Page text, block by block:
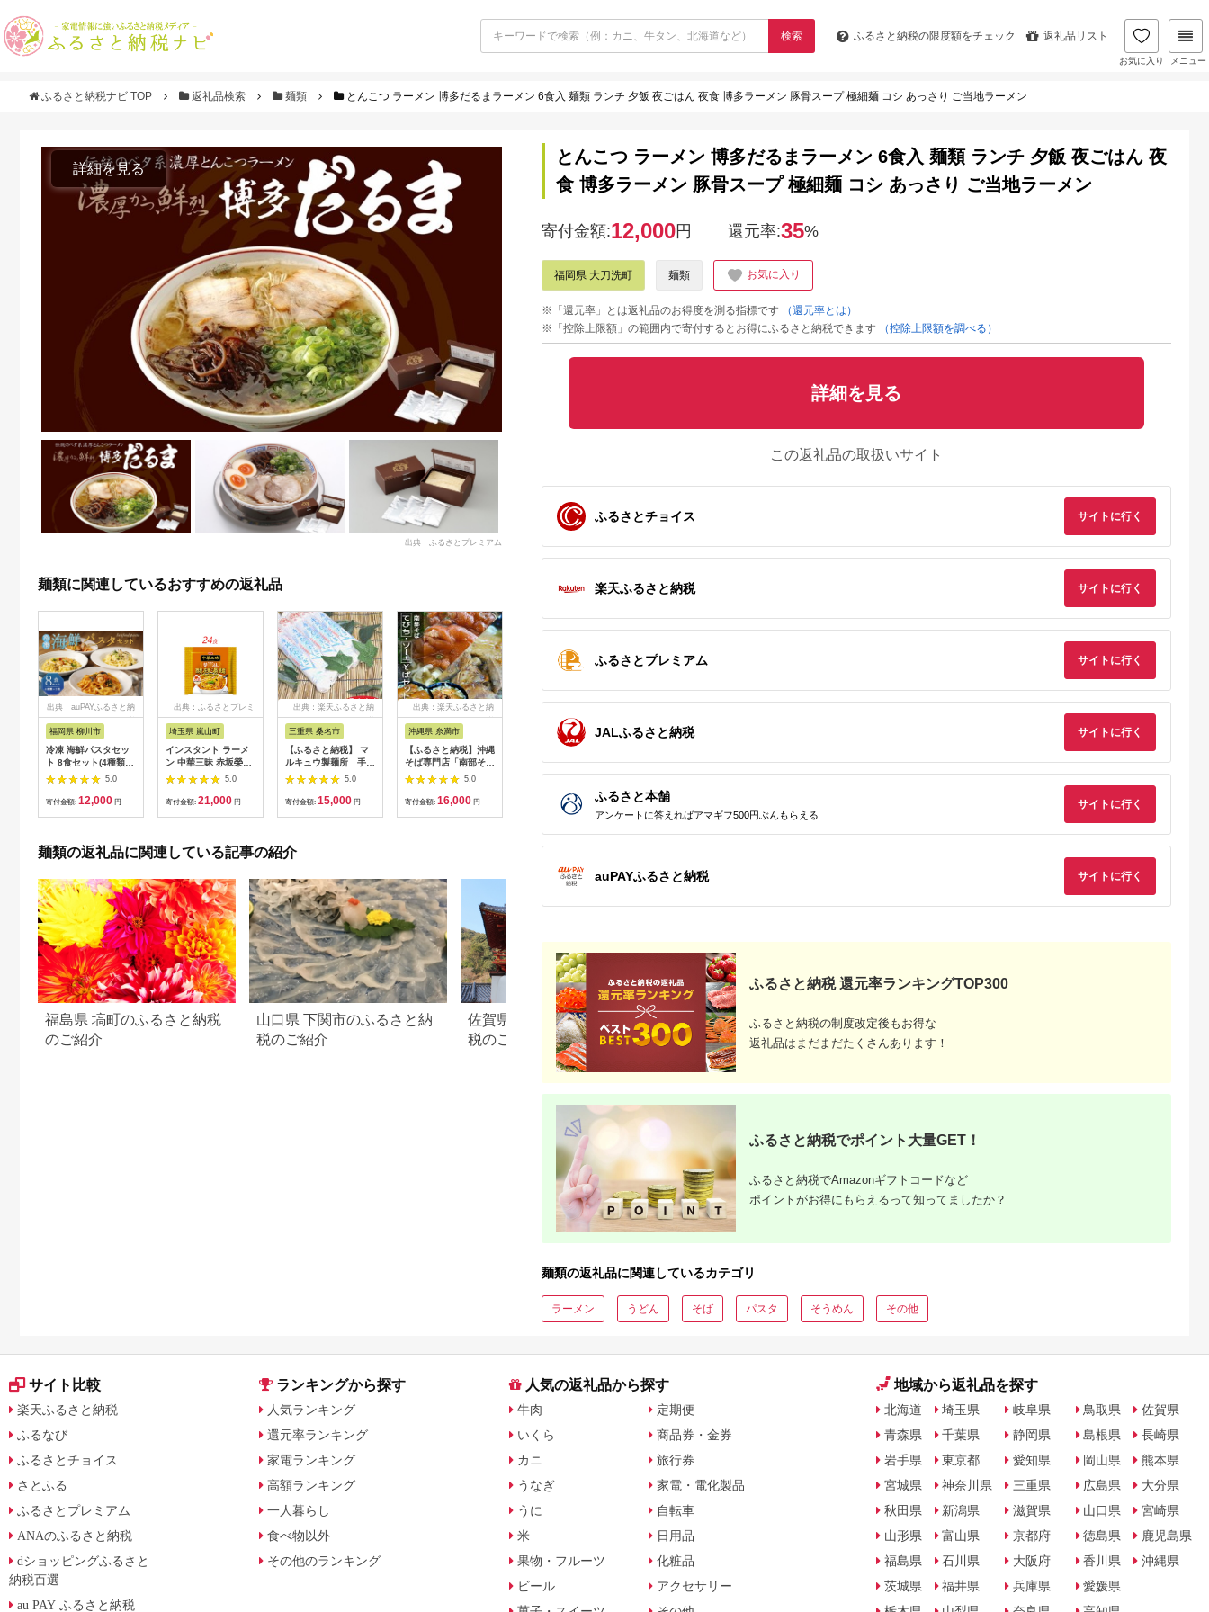
検索 ふるさと納税の限度額をチェック 返礼品リスト
お気に入り メニュー
ふるさと納税ナビ TOP 返礼品検索 麺類 とんこつ ラーメン 博多だるまラーメン 6食入 麺類 ランチ 夕飯 夜ごはん 夜食 博多ラーメン 豚骨スープ 極細麺 コシ あっさり ご当地ラーメン
詳細を見る
出典：ふるさとプレミアム
麺類に関連しているおすすめの返礼品
出典：auPAYふるさと納
税
福岡県 柳川市
冷凍 海鮮パスタセッ
ト 8食セット(4種類×2
食) クリームパスタ ボ
ロネーゼ アヒージョ
風 トマトパスタ
5.0
寄付金額: 12,000 円
出典：ふるさとプレミ
アム
埼玉県 嵐山町
インスタント ラーメ
ン 中華三昧 赤坂榮林
酸辣湯麺 明星食品 袋
麺 24食 インスタント
ラーメン 即席ラーメ
ッズ
5.0
寄付金額: 21,000 円
出典：楽天ふるさと納
税
三重県 桑名市
【ふるさと納税】 マ
ルキュウ製麺所 手延
べ冷麦 27把入り
5.0
寄付金額: 15,000 円
出典：楽天ふるさと納
税
沖縄県 糸満市
【ふるさと納税】沖縄
そば専門店「南部そ
ば」てびち・ソーキそ
ばセット(4人前)
5.0
寄付金額: 16,000 円
愛知県 小牧市
食べ比べセット 名古
屋コーチン使用 鶏だ
し 焼そば 焼うどん 和
合わせ 冷凍惣菜 ご当
地グルメ 簡単調理 麺
小牧市 送料無料
10,000 円
北海道 幌加内町
乾麺 200g×7束 計14
人前 蕎麦 ソバ 乾麺
麺 常温 ギフト グルメ
人気 備蓄 保存食 国産
七割そば 7割そば 北
寄せ まとめ買い 霧立
送料無料
寄付金額:
ごつゆセット / そうめ
ん つゆ付 そうめん 島
さと企画 [SBA008]
10食セット ※お届
け：7月中旬～9月下
【ふるさと納税】【数
量限定】蔵工房麺
116g×8個 即席にゅう
めん | 麺 即席 即席麺
簡単調理 にゅうめん
にゅう麺 そうめん 素
麺 しいたけ 椎茸 シイ
タケ どんこ椎茸 大分
円
香川県 高松市
【山田家】心温まる
岐の味セット～冷凍
岐うどん えび天・
つね・かき揚げセッ
MD-10/10人前（高松
市）| 山田家うどん
凍うどん 讃岐うどん
さぬきうどん きつね
市
寄付金額:
麺類の返礼品に関連している記事の紹介
福島県 塙町のふるさと納税
のご紹介
山口県 下関市のふるさと納
税のご紹介
佐賀県 武雄市のふるさと納
税のご紹介
熊本県 菊陽町のふるさと納
税のご紹介
とんこつ ラーメン 博多だるまラーメン 6食入 麺類 ランチ 夕飯 夜ごはん 夜
食 博多ラーメン 豚骨スープ 極細麺 コシ あっさり ご当地ラーメン
寄付金額:12,000円 還元率:35%
福岡県 大刀洗町 麺類 お気に入り
※「還元率」とは返礼品のお得度を測る指標です
（還元率とは）
※「控除上限額」の範囲内で寄付するとお得にふるさと納税できます
（控除上限額を調べる）
詳細を見る
この返礼品の取扱いサイト
ふるさとチョイス サイトに行く
楽天ふるさと納税 サイトに行く
ふるさとプレミアム サイトに行く
JALふるさと納税 サイトに行く
ふるさと本舗
アンケートに答えればアマギフ500円ぶんもらえる
サイトに行く
auPAYふるさと納税 サイトに行く
ふるさと納税 還元率ランキングTOP300
ふるさと納税の制度改定後もお得な
返礼品はまだまだたくさんあります！
ふるさと納税でポイント大量GET！
ふるさと納税でAmazonギフトコードなど
ポイントがお得にもらえるって知ってましたか？
麺類の返礼品に関連しているカテゴリ
ラーメン うどん そば パスタ そうめん その他
サイト比較
楽天ふるさと納税
ふるなび
ふるさとチョイス
さとふる
ふるさとプレミアム
ANAのふるさと納税
dショッピングふるさと
納税百選
au PAY ふるさと納税
ランキングから探す
人気ランキング
還元率ランキング
家電ランキング
高額ランキング
一人暮らし
食べ物以外
その他のランキング
人気の返礼品から探す
牛肉
いくら
カニ
うなぎ
うに
米
果物・フルーツ
ビール
定期便
商品券・金券
旅行券
家電・電化製品
自転車
日用品
化粧品
アクセサリー
地域から返礼品を探す
北海道
青森県
岩手県
宮城県
秋田県
山形県
福島県
茨城県
埼玉県
千葉県
東京都
神奈川県
新潟県
富山県
石川県
福井県
岐阜県
静岡県
愛知県
三重県
滋賀県
京都府
大阪府
兵庫県
鳥取県
島根県
岡山県
広島県
山口県
徳島県
香川県
愛媛県
佐賀県
長崎県
熊本県
大分県
宮崎県
鹿児島県
沖縄県